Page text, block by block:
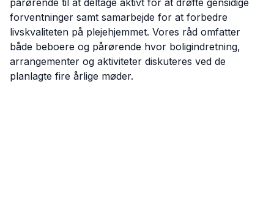
pårørende til at deltage aktivt for at drøfte gensidige
forventninger samt samarbejde for at forbedre
livskvaliteten på plejehjemmet. Vores råd omfatter
både beboere og pårørende hvor boligindretning,
arrangementer og aktiviteter diskuteres ved de
planlagte fire årlige møder.